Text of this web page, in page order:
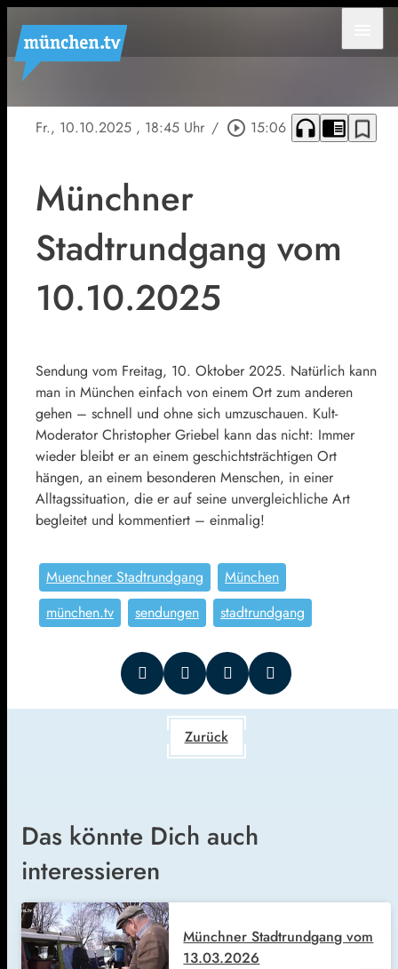
Fr., 10.10.2025 , 18:45 Uhr / play_circle_outline 15:06 headphones chrome_reader_mode bookmark_border
Münchner
Stadtrundgang vom
10.10.2025
Sendung vom Freitag, 10. Oktober 2025. Natürlich kann
man in München einfach von einem Ort zum anderen
gehen – schnell und ohne sich umzuschauen. Kult-
Moderator Christopher Griebel kann das nicht: Immer
wieder bleibt er an einem geschichtsträchtigen Ort
hängen, an einem besonderen Menschen, in einer
Alltagssituation, die er auf seine unvergleichliche Art
begleitet und kommentiert – einmalig!
Muenchner Stadtrundgang
München
münchen.tv
sendungen stadtrundgang
Zurück
Das könnte Dich auch
interessieren
Münchner Stadtrundgang vom
13.03.2026